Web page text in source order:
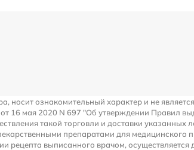
носит ознакомительный характер и не
16 мая 2020 N 697 "Об утверждении Правил
такой торговли и доставки
препаратами для медицинского
рецепта выписанного врачом,